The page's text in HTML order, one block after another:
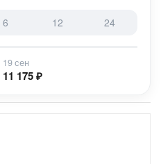
6 12 24
19 сен
11 175 ₽